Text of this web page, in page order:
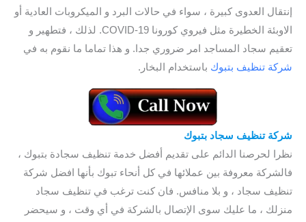
إنتقال العدوى كبيرة ، سواء في حالات البرد و الميكروبات العادية أو
الاوبئة الخطيرة مثل فيروي كورونا COVID-19. لذلك ، فتطهير و
تعقيم سجاد المساجد امر ضروري جدا. و هذا تماما ما نقوم به في
شركة تنظيف بتبوك باستخدام البخار.
شركة تنظيف سجاد بتبوك
نظرا لحرصنا الدائم على تقديم أفضل خدمة تنظيف سجادة بتبوك ،
فالشركة معروفة بين عملائها في كل أنحاء تبوك بأنها افضل شركة
تنظيف سجاد ، و بلا منافس. فان كنت ترغب في تنظيف سجاد
منزلك ، ما عليك سوى الإتصال بالشركة في أي وقت ، و سيحضر